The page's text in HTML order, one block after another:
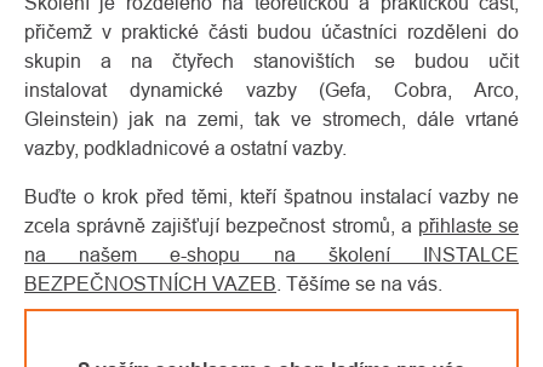
přičemž v praktické části budou účastníci rozděleni do
skupin a na čtyřech stanovištích se budou učit
instalovat dynamické vazby (Gefa, Cobra, Arco,
Gleinstein) jak na zemi, tak ve stromech, dále vrtané
vazby, podkladnicové a ostatní vazby.
Buďte o krok před těmi, kteří špatnou instalací vazby ne
zcela správně zajišťují bezpečnost stromů, a přihlaste se
na našem e-shopu na školení INSTALCE
BEZPEČNOSTNÍCH VAZEB . Těšíme se na vás.